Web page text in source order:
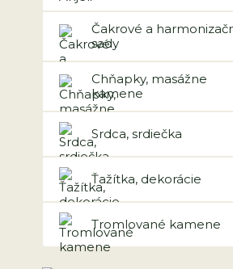
Čakrové a
sady
Chňapky, masážne
kamene
Srdca, srdiečka
Ťažítka, dekorácie
Tromlované kamene